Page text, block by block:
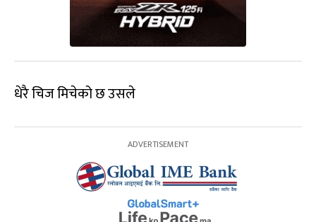
धेरै चिज मिचेको छ उसले